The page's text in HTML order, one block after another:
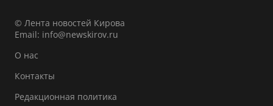
© Лента новостей Кирова
Email: info@newskirov.ru
О нас
Контакты
Редакционная политика